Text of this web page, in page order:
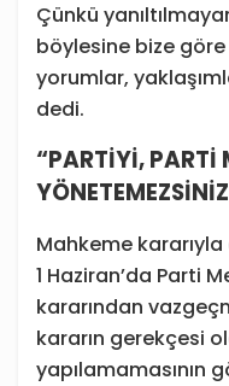
Çünkü
böylesine bize göre
yorumlar,
dedi.
“PARTİYİ, PARTİ
Mahkeme
1 Haziran’da Parti
kararından
kararın gerekçesi
yapılamamasının